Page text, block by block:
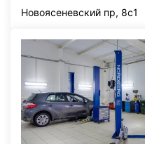
Новоясеневский пр, 8с1